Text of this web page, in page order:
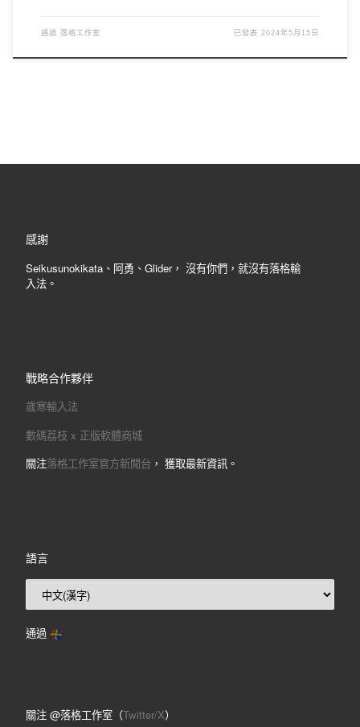
通過 落格工作室 已發表 2024年5月15日
感謝
Seikusunokikata、阿勇、Glider， 沒有你們，就沒有落格輸
入法。
戰略合作夥伴
歲寒輸入法
數碼荔枝 x 正版軟體商城
關注落格工作室官方新聞台 ， 獲取最新資訊。
語言
通過
關注 @落格工作室（Twitter/X）